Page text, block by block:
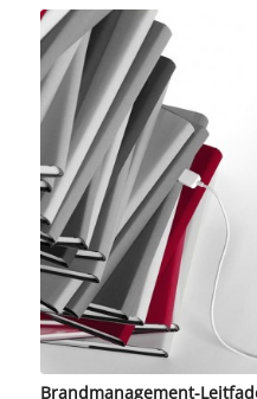
Brandmanagement-